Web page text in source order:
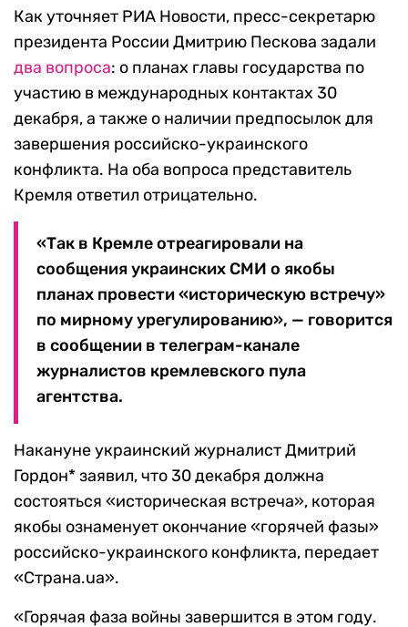
Как уточняет РИА Новости, пресс-секретарю
президента России Дмитрию Пескова задали
два вопроса: о планах главы государства по
участию в международных контактах 30
декабря, а также о наличии предпосылок для
завершения российско-украинского
конфликта. На оба вопроса представитель
Кремля ответил отрицательно.
«Так в Кремле отреагировали на
сообщения украинских СМИ о якобы
планах провести «историческую встречу»
по мирному урегулированию», — говорится
в сообщении в телеграм-канале
журналистов кремлевского пула
агентства.
Накануне украинский журналист Дмитрий
Гордон* заявил, что 30 декабря должна
состояться «историческая встреча», которая
якобы ознаменует окончание «горячей фазы»
российско-украинского конфликта, передает
«Страна.ua».
«Горячая фаза войны завершится в этом году.